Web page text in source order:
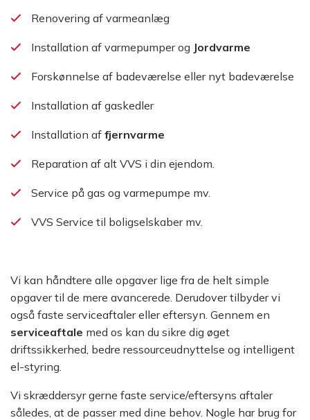
Renovering af varmeanlæg
Installation af varmepumper og Jordvarme
Forskønnelse af badeværelse eller nyt badeværelse
Installation af gaskedler
Installation af fjernvarme
Reparation af alt VVS i din ejendom.
Service på gas og varmepumpe mv.
VVS Service til boligselskaber mv.
Vi kan håndtere alle opgaver lige fra de helt simple
opgaver til de mere avancerede. Derudover tilbyder vi
også faste serviceaftaler eller eftersyn. Gennem en
serviceaftale med os kan du sikre dig øget
driftssikkerhed, bedre ressourceudnyttelse og intelligent
el-styring.
Vi skræddersyr gerne faste service/eftersyns aftaler
således, at de passer med dine behov. Nogle har brug for